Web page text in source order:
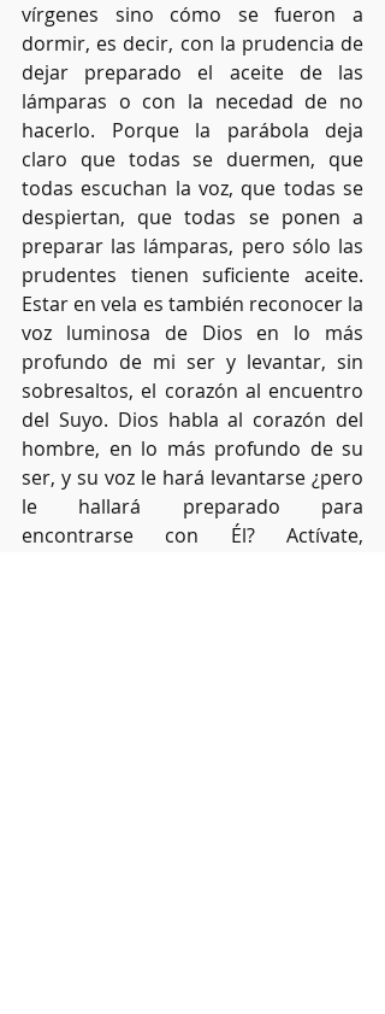
vírgenes sino cómo se fueron a
dormir, es decir, con la prudencia de
dejar preparado el aceite de las
lámparas o con la necedad de no
hacerlo. Porque la parábola deja
claro que todas se duermen, que
todas escuchan la voz, que todas se
despiertan, que todas se ponen a
preparar las lámparas, pero sólo las
prudentes tienen suficiente aceite.
Estar en vela es también reconocer la
voz luminosa de Dios en lo más
profundo de mi ser y levantar, sin
sobresaltos, el corazón al encuentro
del Suyo. Dios habla al corazón del
hombre, en lo más profundo de su
ser, y su voz le hará levantarse ¿pero
le hallará preparado para
encontrarse con Él? Actívate,